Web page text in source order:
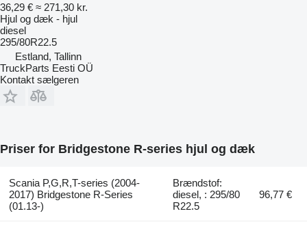
36,29 € ≈ 271,30 kr.
Hjul og dæk - hjul
diesel
295/80R22.5
Estland, Tallinn
TruckParts Eesti OÜ
Kontakt sælgeren
Priser for Bridgestone R-series hjul og dæk
Scania P,G,R,T-series (2004-
2017) Bridgestone R-Series
(01.13-)
Brændstof:
diesel, : 295/80
R22.5
96,77 €